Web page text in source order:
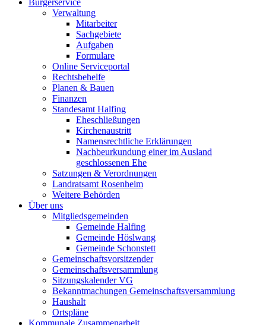
Bürgerservice
Verwaltung
Mitarbeiter
Sachgebiete
Aufgaben
Formulare
Online Serviceportal
Rechtsbehelfe
Planen & Bauen
Finanzen
Standesamt Halfing
Eheschließungen
Kirchenaustritt
Namensrechtliche Erklärungen
Nachbeurkundung einer im Ausland
geschlossenen Ehe
Satzungen & Verordnungen
Landratsamt Rosenheim
Weitere Behörden
Über uns
Mitgliedsgemeinden
Gemeinde Halfing
Gemeinde Höslwang
Gemeinde Schonstett
Gemeinschaftsvorsitzender
Gemeinschaftsversammlung
Sitzungskalender VG
Bekanntmachungen Gemeinschaftsversammlung
Haushalt
Ortspläne
Kommunale Zusammenarbeit